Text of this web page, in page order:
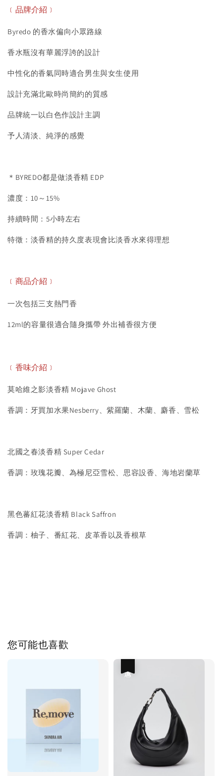
﹝品牌介紹﹞
Byredo 的香水偏向小眾路線
香水瓶沒有華麗浮誇的設計
中性化的香氣同時適合男生與女生使用
設計充滿北歐時尚簡約的質感
品牌統一以白色作設計主調
予人清淡、純淨的感覺
＊BYREDO都是做淡香精 EDP
濃度：10～15%
持續時間：5小時左右
特徵：淡香精的持久度表現會比淡香水來得理想
﹝商品介紹﹞
一次包括三支熱門香
12ml的容量很適合隨身攜帶 外出補香很方便
﹝香味介紹 ﹞
莫哈維之影淡香精 Mojave Ghost
香調：牙買加水果Nesberry、紫羅蘭、木蘭、麝香、雪松
北國之春淡香精 Super Cedar
香調：玫瑰花瓣、為極尼亞雪松、思容設香、海地岩蘭草
黑色蕃紅花淡香精 Black Saffron
香調：柚子、番紅花、皮革香以及香根草
您可能也喜歡